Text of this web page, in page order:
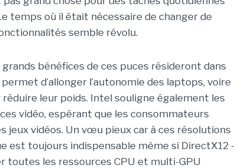
temps où il était nécessaire de changer de
semble révolu.
bénéfices de ces puces résideront dans
d’allonger l’autonomie des laptops, voire
leur poids. Intel souligne également les
vidéo, espérant que les consommateurs
jeux vidéos. Un vœu pieux car à ces résolutions
est toujours indispensable même si DirectX12 -
toutes les ressources CPU et multi-GPU